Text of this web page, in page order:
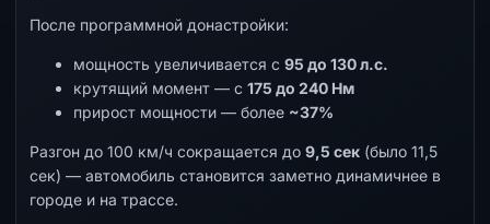
После программной донастройки:
мощность увеличивается с 95 до 130 л.с.
крутящий момент — с 175 до 240 Нм
прирост мощности — более ~37%
Разгон до 100 км/ч сокращается до 9,5 сек (было 11,5
сек) — автомобиль становится заметно динамичнее в
городе и на трассе.